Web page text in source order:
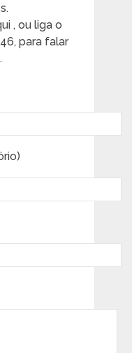
, ou liga o
para falar